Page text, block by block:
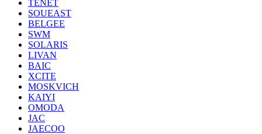
TENET
SOUEAST
BELGEE
SWM
SOLARIS
LIVAN
BAIC
XCITE
MOSKVICH
KAIYI
OMODA
JAC
JAECOO